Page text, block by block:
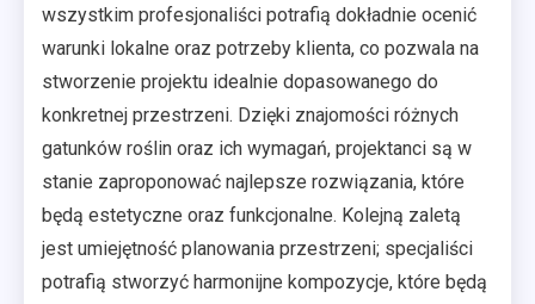
wszystkim profesjonaliści potrafią dokładnie ocenić
warunki lokalne oraz potrzeby klienta, co pozwala na
stworzenie projektu idealnie dopasowanego do
konkretnej przestrzeni. Dzięki znajomości różnych
gatunków roślin oraz ich wymagań, projektanci są w
stanie zaproponować najlepsze rozwiązania, które
będą estetyczne oraz funkcjonalne. Kolejną zaletą
jest umiejętność planowania przestrzeni; specjaliści
potrafią stworzyć harmonijne kompozycje, które będą